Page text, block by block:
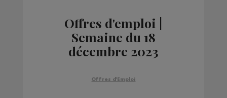
Offres d'emploi |
Semaine du 18
décembre 2023
Offres d'Emploi